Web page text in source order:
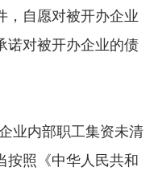
，自愿对被开办企业
诺对被开办企业的债
内部职工集资未清
按照《中华人民共和